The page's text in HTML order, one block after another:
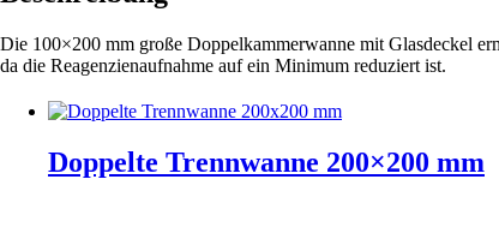
Die 100×200 mm große Doppelkammerwanne mit Glasdeckel
da die Reagenzienaufnahme auf ein Minimum reduziert ist.
Doppelte Trennwanne 200×200 mm